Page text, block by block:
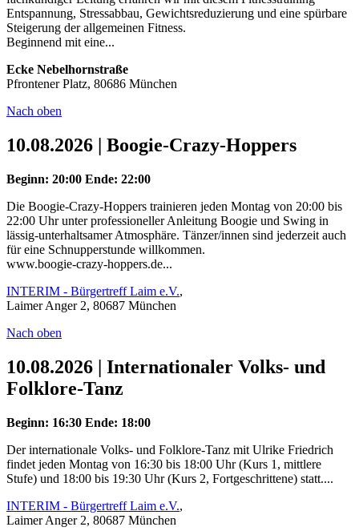
Entspannung, Stressabbau, Gewichtsreduzierung und eine spürbare
Steigerung der allgemeinen Fitness.
Beginnend mit eine...
Ecke Nebelhornstraße
Pfrontener Platz, 80686 München
Nach oben
10.08.2026 | Boogie-Crazy-Hoppers
Beginn: 20:00 Ende: 22:00
Die Boogie-Crazy-Hoppers trainieren jeden Montag von 20:00 bis
22:00 Uhr unter professioneller Anleitung Boogie und Swing in
lässig-unterhaltsamer Atmosphäre. Tänzer/innen sind jederzeit auch
für eine Schnupperstunde willkommen.
www.boogie-crazy-hoppers.de...
INTERIM - Bürgertreff Laim e.V.,
Laimer Anger 2, 80687 München
Nach oben
10.08.2026 | Internationaler Volks- und
Folklore-Tanz
Beginn: 16:30 Ende: 18:00
Der internationale Volks- und Folklore-Tanz mit Ulrike Friedrich
findet jeden Montag von 16:30 bis 18:00 Uhr (Kurs 1, mittlere
Stufe) und 18:00 bis 19:30 Uhr (Kurs 2, Fortgeschrittene) statt....
INTERIM - Bürgertreff Laim e.V.,
Laimer Anger 2, 80687 München